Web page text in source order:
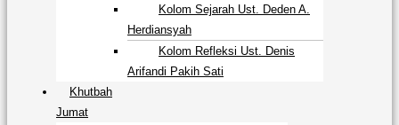
Kolom Sejarah Ust. Deden A.
Herdiansyah
Kolom Refleksi Ust. Denis
Arifandi Pakih Sati
Khutbah
Jumat